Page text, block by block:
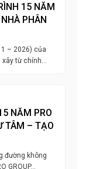
15 NĂM
PHÂN
– 2026) của
xây từ chính…
NĂM PRO
TÂM – TẠO
đường không
GROUP…